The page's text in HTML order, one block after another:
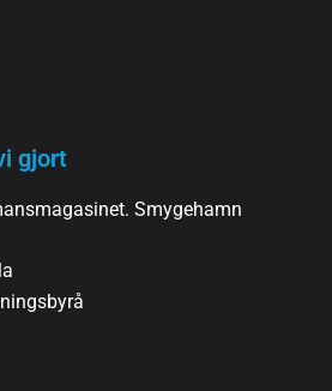
gjort
Smygehamn